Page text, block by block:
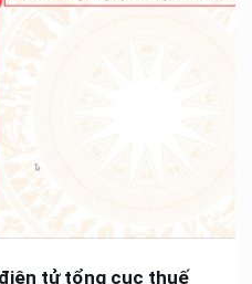
tử tổng cục thuế